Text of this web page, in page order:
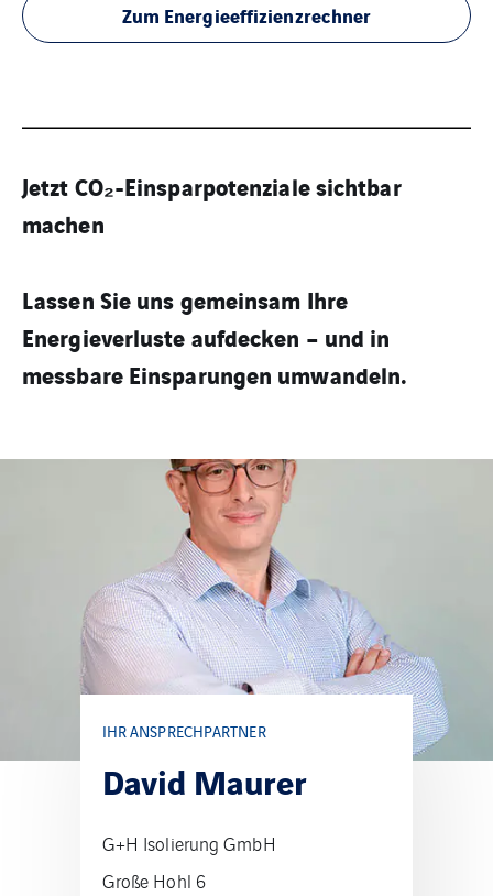
Zum Energieeffizienzrechner
Jetzt CO₂-Einsparpotenziale sichtbar
machen
Lassen Sie uns gemeinsam Ihre
Energieverluste aufdecken – und in
messbare Einsparungen umwandeln.
IHR ANSPRECHPARTNER
David Maurer
G+H Isolierung GmbH
Große Hohl 6